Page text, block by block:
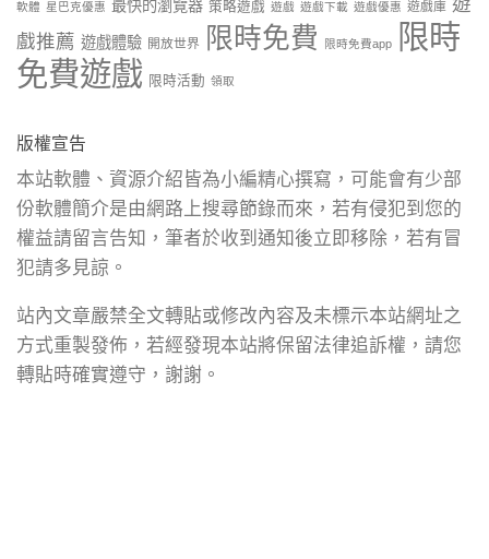
軟體 星巴克優惠 最快的瀏覽器 策略遊戲 遊戲 遊戲下載 遊戲優惠 遊戲庫 遊
戲推薦 遊戲體驗 開放世界 限時免費 限時免費app
限時
免費遊戲 限時活動 領取
版權宣告
本站軟體、資源介紹皆為小編精心撰寫，可能會有少部
份軟體簡介是由網路上搜尋節錄而來，若有侵犯到您的
權益請留言告知，筆者於收到通知後立即移除，若有冒
犯請多見諒。
站內文章嚴禁全文轉貼或修改內容及未標示本站網址之
方式重製發佈，若經發現本站將保留法律追訴權，請您
轉貼時確實遵守，謝謝。